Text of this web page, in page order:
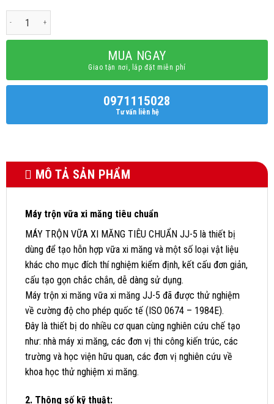
Máy Trộn Vữa Xi Măng Tiêu Chuẩn JJ-5 số lượng
MUA NGAY
Giao tận nơi, lắp đặt miễn phí
0971115028
Tư vấn liên hệ
MÔ TẢ SẢN PHẨM
Máy trộn vữa xi măng tiêu chuẩn
MÁY TRỘN VỮA XI MĂNG TIÊU CHUẨN JJ-5 là thiết bị
dùng để tạo hỗn hợp vữa xi măng và một số loại vật liệu
khác cho mục đích thí nghiệm kiểm định, kết cấu đơn giản,
cấu tạo gọn chắc chắn, dễ dàng sử dụng.
Máy trộn xi măng vữa xi măng JJ-5 đã được thử nghiệm
về cường độ cho phép quốc tế (ISO 0674 – 1984E).
Đây là thiết bị do nhiều cơ quan cùng nghiên cứu chế tạo
như: nhà máy xi măng, các đơn vị thi công kiến trúc, các
trường và học viện hữu quan, các đơn vị nghiên cứu về
khoa học thử nghiệm xi măng.
2. Thông số kỹ thuật: